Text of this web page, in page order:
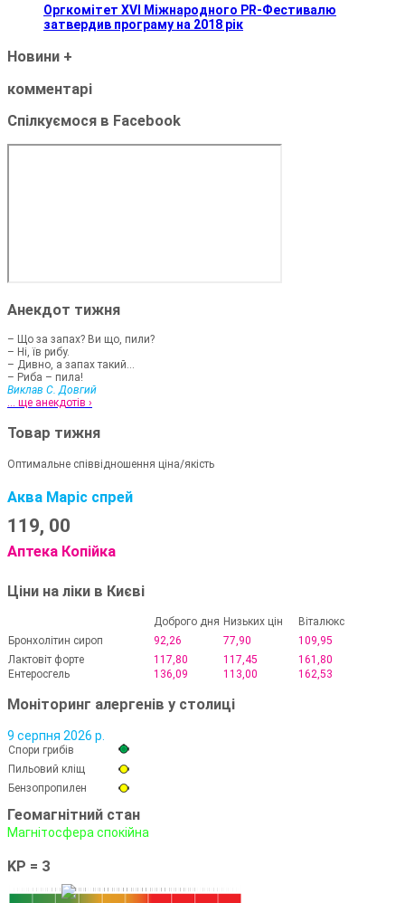
Оргкомітет XVI Міжнародного PR-Фестивалю
затвердив програму на 2018 рік
Новини +
комментарі
Спілкуємося в Facebook
Анекдот тижня
– Що за запах? Ви що, пили?
– Ні, їв рибу.
– Дивно, а запах такий...
– Риба – пила!
Виклав С. Довгий
... ще анекдотів ›
Товар тижня
Оптимальне співвідношення ціна/якість
Аква Маріс спрей
119, 00
Аптека Копійка
Ціни на ліки в Києві
Доброго дня Низьких цін
Віталюкс
Бронхолітин сироп
92,26 77,90
109,95
Лактовіт форте
117,80 117,45
161,80
Ентеросгель
136,09 113,00 162,53
Моніторинг алергенів у столиці
9 серпня 2026 р.
Спори грибів
Пильовий кліщ
Бензопропилен
Геомагнітний стан
Магнітосфера спокійна
KP = 3